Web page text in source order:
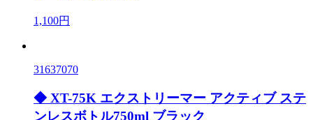
1,100円
31637070
◆ XT-75K エクストリーマー アクティブ ステ
ンレスボトル750ml ブラック